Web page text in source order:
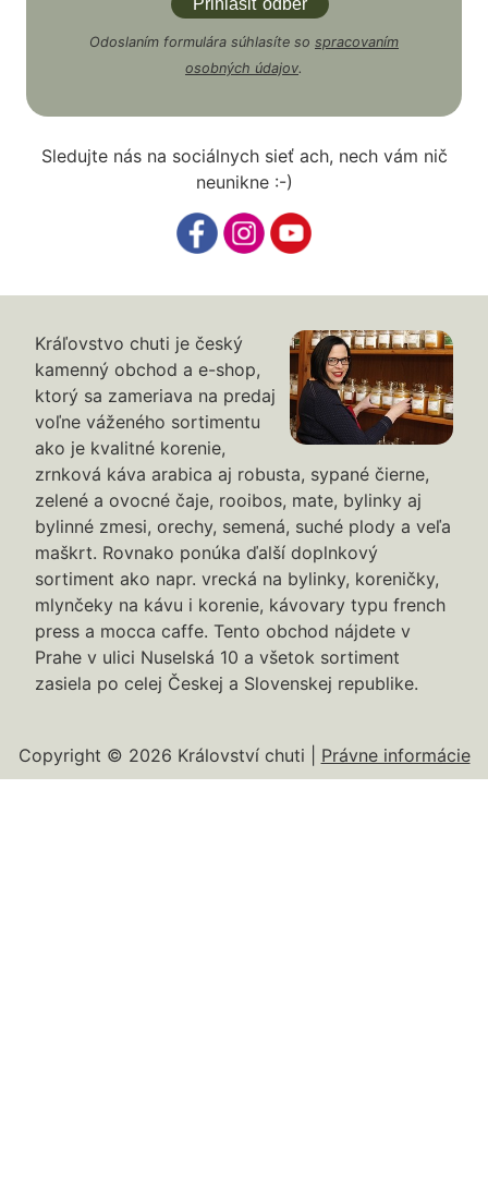
Odoslaním formulára súhlasíte so spracovaním
osobných údajov.
Sledujte nás na sociálnych sieť ach, nech vám nič
neunikne :-)
Kráľovstvo chuti je český
kamenný obchod a e-shop,
ktorý sa zameriava na predaj
voľne váženého sortimentu
ako je kvalitné korenie,
zrnková káva arabica aj robusta, sypané čierne,
zelené a ovocné čaje, rooibos, mate, bylinky aj
bylinné zmesi, orechy, semená, suché plody a veľa
maškrt. Rovnako ponúka ďalší doplnkový
sortiment ako napr. vrecká na bylinky, koreničky,
mlynčeky na kávu i korenie, kávovary typu french
press a mocca caffe. Tento obchod nájdete v
Prahe v ulici Nuselská 10 a všetok sortiment
zasiela po celej Českej a Slovenskej republike.
Copyright © 2026 Království chuti | Právne informácie